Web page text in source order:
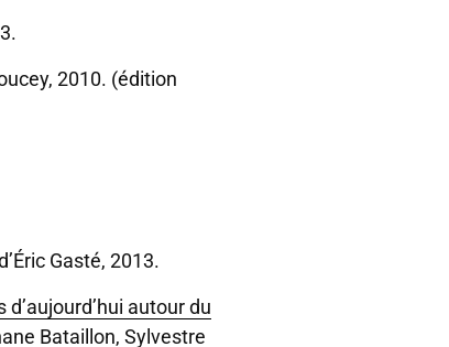
2010. (édition
Gasté, 2013.
autour du
Bataillon, Sylvestre